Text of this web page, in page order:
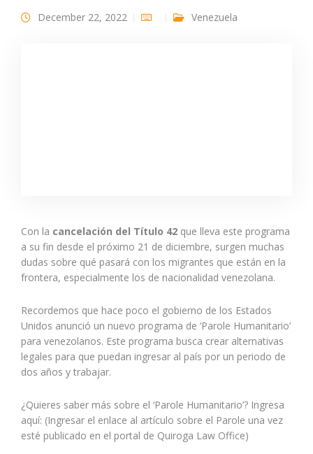
December 22, 2022 Venezuela
Con la cancelación del Título 42 que lleva este programa
a su fin desde el próximo 21 de diciembre, surgen muchas
dudas sobre qué pasará con los migrantes que están en la
frontera, especialmente los de nacionalidad venezolana.
Recordemos que hace poco el gobierno de los Estados
Unidos anunció un nuevo programa de ‘Parole Humanitario’
para venezolanos. Este programa busca crear alternativas
legales para que puedan ingresar al país por un periodo de
dos años y trabajar.
¿Quieres saber más sobre el ‘Parole Humanitario’? Ingresa
aquí: (Ingresar el enlace al artículo sobre el Parole una vez
esté publicado en el portal de Quiroga Law Office)